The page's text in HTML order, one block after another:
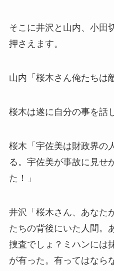
そこに井沢と山内、小田
押さえます。
山内「桜木さん俺たちは
桜木は遂に自分の事を話
桜木「宇佐美は財政界の
る。宇佐美が事故に見せ
た！」
井沢「桜木さん、あなた
たちの背後にいた人間。
捜査でしょ？ミハンには
が有った。有ってはなら